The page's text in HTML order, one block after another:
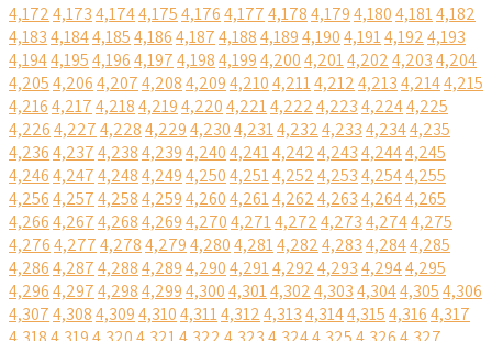
4,1724,1734,1744,1754,1764,1774,1784,1794,1804,1814,182
4,1834,1844,1854,1864,1874,1884,1894,1904,1914,1924,193
4,1944,1954,1964,1974,1984,1994,2004,2014,2024,2034,204
4,2054,2064,2074,2084,2094,2104,2114,2124,2134,2144,215
4,2164,2174,2184,2194,2204,2214,2224,2234,2244,225
4,2264,2274,2284,2294,2304,2314,2324,2334,2344,235
4,2364,2374,2384,2394,2404,2414,2424,2434,2444,245
4,2464,2474,2484,2494,2504,2514,2524,2534,2544,255
4,2564,2574,2584,2594,2604,2614,2624,2634,2644,265
4,2664,2674,2684,2694,2704,2714,2724,2734,2744,275
4,2764,2774,2784,2794,2804,2814,2824,2834,2844,285
4,2864,2874,2884,2894,2904,2914,2924,2934,2944,295
4,2964,2974,2984,2994,3004,3014,3024,3034,3044,3054,306
4,3074,3084,3094,3104,3114,3124,3134,3144,3154,3164,317